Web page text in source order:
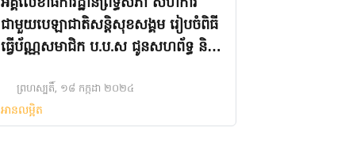
ជាមួយបេឡាជាតិសន្តិសុខសង្គម រៀបចំពិធី
ធ្វើប័ណ្ណសមាជិក ប.ប.ស ជូនសហព័ទ្ធ និង
ព្រហស្បតិ៍, ១៨ កក្កដា ២០២៤
អានលម្អិត